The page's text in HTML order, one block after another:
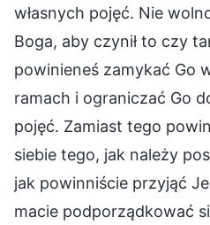
własnych pojęć. Nie
Boga, aby czynił to czy
powinieneś zamykać Go
ramach i ograniczać Go
pojęć. Zamiast tego
siebie tego, jak należy
jak powinniście przyjąć
macie podporządkować